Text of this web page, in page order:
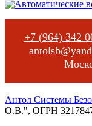
+7 (964) 342
Антол Системы
О.В.", ОГРН